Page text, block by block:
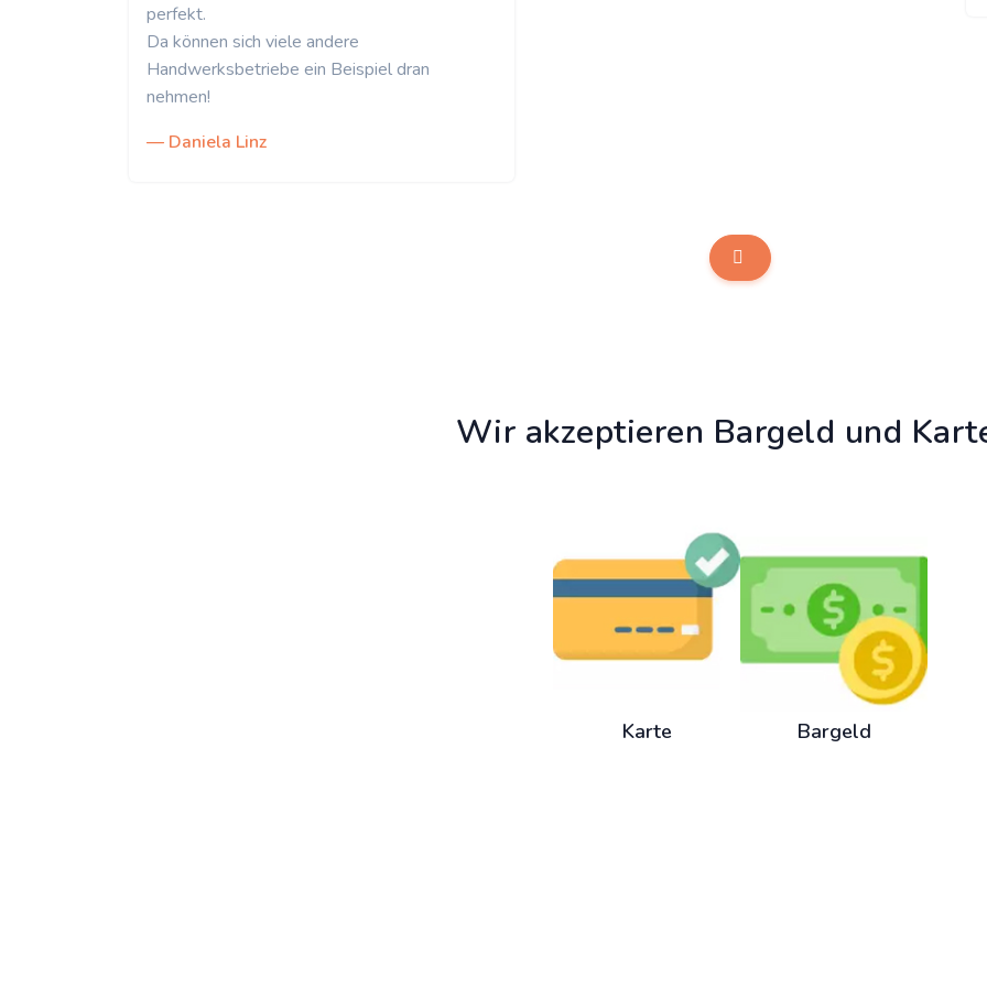
perfekt.
Da können sich viele andere
Handwerksbetriebe ein Beispiel dran
nehmen!
— Daniela Linz
Wir akzeptieren Bargeld und
Karte Bargeld